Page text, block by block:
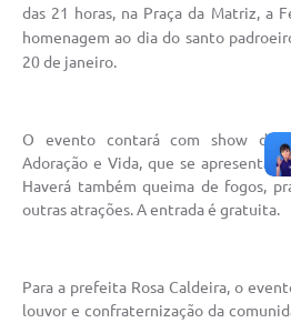
das 21 horas, na Praça da Matriz, a
homenagem ao dia do santo
20 de janeiro.
O evento contará com show da
Adoração e Vida, que se apresenta
Haverá também queima de fogos,
outras atrações. A entrada é gratuita.
Para a prefeita Rosa Caldeira, o
louvor e confraternização da